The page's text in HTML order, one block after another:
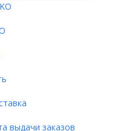
выдачи заказов